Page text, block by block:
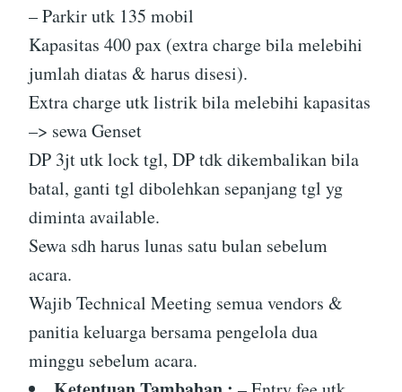
– Parkir utk 135 mobil
Kapasitas 400 pax (extra charge bila melebihi
jumlah diatas & harus disesi).
Extra charge utk listrik bila melebihi kapasitas
–> sewa Genset
DP 3jt utk lock tgl, DP tdk dikembalikan bila
batal, ganti tgl dibolehkan sepanjang tgl yg
diminta available.
Sewa sdh harus lunas satu bulan sebelum
acara.
Wajib Technical Meeting semua vendors &
panitia keluarga bersama pengelola dua
minggu sebelum acara.